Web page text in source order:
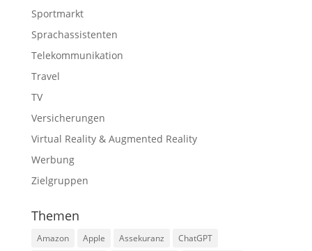
Sportmarkt
Sprachassistenten
Telekommunikation
Travel
TV
Versicherungen
Virtual Reality & Augmented Reality
Werbung
Zielgruppen
Themen
Amazon Apple Assekuranz
ChatGPT